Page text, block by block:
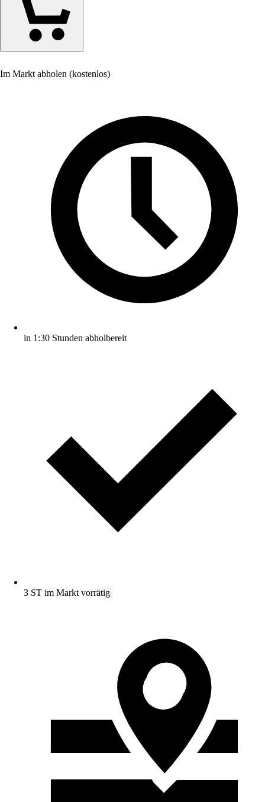
Im Markt abholen (kostenlos)
in 1:30 Stunden abholbereit
3 ST im Markt vorrätig